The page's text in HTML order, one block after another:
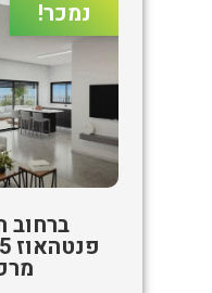
נמכר!
ברחוב